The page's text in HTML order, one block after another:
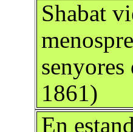
Shabat
1861)
En